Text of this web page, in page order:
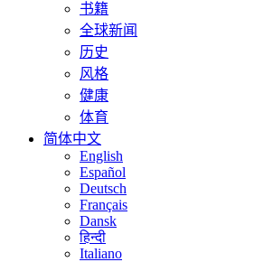
书籍
全球新闻
历史
风格
健康
体育
简体中文
English
Español
Deutsch
Français
Dansk
हिन्दी
Italiano